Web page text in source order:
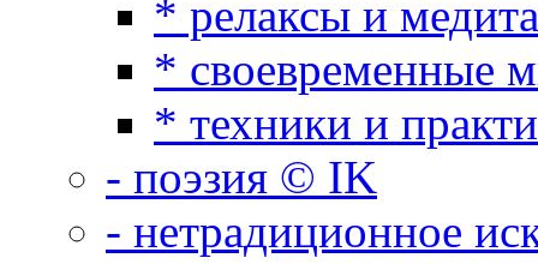
* релаксы и
* своевременные
* техники и
- поэзия © IK
- нетрадиционное